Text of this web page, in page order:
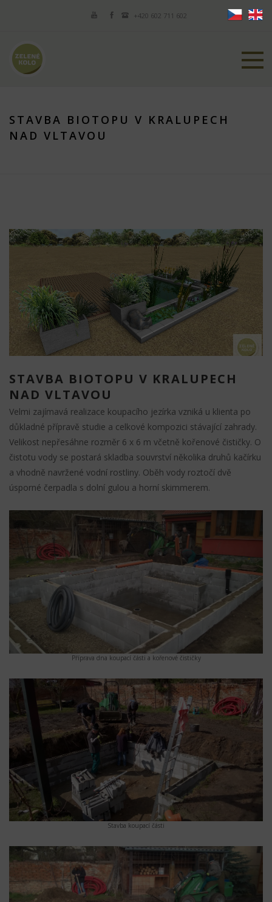
+420 602 711 602
STAVBA BIOTOPU V KRALUPECH
NAD VLTAVOU
STAVBA BIOTOPU V KRALUPECH
NAD VLTAVOU
Velmi zajímavá realizace koupacího jezírka vzniká u klienta po
důkladné přípravě studie a celkové kompozici stávající zahrady.
Velikost nepřesáhne rozměr 6 x 6 m včetně kořenové čističky. O
čistotu vody se postará skladba souvrství několika druhů kačírku
a vhodně navržené vodní rostliny. Oběh vody roztočí dvě
úsporné čerpadla s dolní gulou a horní skimmerem.
Příprava dna koupací části a kořenové čističky
Stavba koupací části